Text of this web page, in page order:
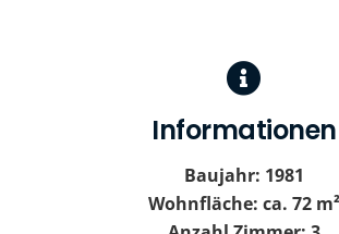
Informationen
Baujahr: 1981
Wohnfläche: ca. 72 m²